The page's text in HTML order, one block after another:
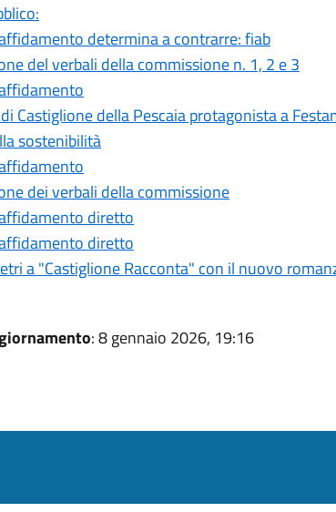
determina a contrarre: fiab
del verbali della commissione n. 1, 2 e 3
Castiglione della Pescaia protagonista a
sostenibilità
dei verbali della commissione
diretto
diretto
a "Castiglione Racconta" con il nuovo
: 8 gennaio 2026, 19:16